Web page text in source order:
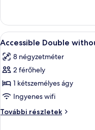
Window
további
részletei
A
következő
szoba
összes
képének
megtekintése:
Accessible
Double
5
Accessible Double
8 négyzetméter
2 férőhely
1 kétszemélyes ágy
Ingyenes wifi
További részletek
Accessible